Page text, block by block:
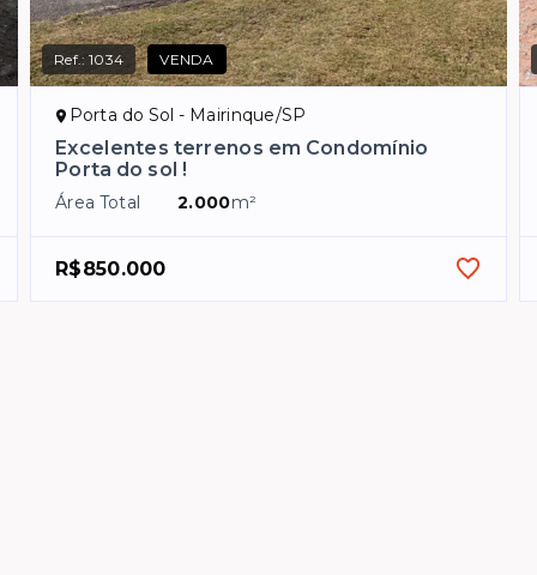
Ref.:1034 VENDA
Porta do Sol - Mairinque/SP
Excelentes terrenos em Condomínio
Porta do sol !
Área Total 2.000m²
R$850.000